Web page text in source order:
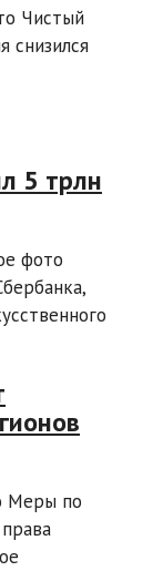
Чистый
снизился
5 трлн
фото
Меры по